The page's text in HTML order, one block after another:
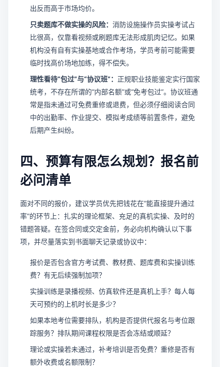
出反而高于市场均价。
只卖题库不做实操的风险： 消防设施操作员实操考试占
比很高，仅靠看视频或刷题库无法形成肌肉记忆。如果
机构没有自有实操基地或合作考场，学员考前可能需要
临时找高价场地加练，得不偿失。
理性看待“包过”与“协议班”： 正规职业技能鉴定实行国家
统考，不存在所谓的“内部名额”或“免考包过”。协议班通
常是指未通过可免费重修或退费，但必须仔细阅读合同
中的出勤率、作业提交、模拟考成绩等前置条件，避免
后期产生纠纷。
四、预算有限怎么规划？报名前
必问清单
面对不同的报价，建议学员优先把钱花在“能直接提升通过
率”的环节上：扎实的理论框架、充足的真机实操、及时的
错题答疑。在签合同或交定金前，务必向机构确认以下事
项，并尽量落实到书面聊天记录或协议中：
报价是否包含官方考试费、教材费、题库费和实操训练
费？有无后续强制加项？
实操训练是录播视频、仿真软件还是真机上手？每人每
天可预约的上机时长是多少？
如果本地考位需要排队，机构是否提供代报名与考位跟
踪服务？排队期间课程权限是否会冻结或顺延？
理论或实操若未通过，补考培训是否免费？重修是否有
额外收费或名额限制？